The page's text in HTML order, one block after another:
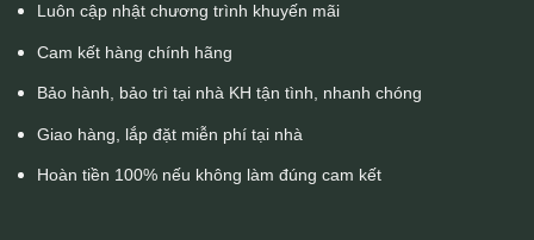
Luôn cập nhật chương trình khuyến mãi
Cam kết hàng chính hãng
Bảo hành, bảo trì tại nhà KH tận tình, nhanh chóng
Giao hàng, lắp đặt miễn phí tại nhà
Hoàn tiền 100% nếu không làm đúng cam kết